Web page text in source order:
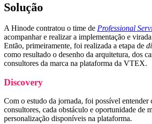
Solução
A Hinode contratou o time de Professional
acompanhar e realizar a implementação e
Então, primeiramente, foi realizada a etapa de
como resultado o desenho da arquitetura, dos
consultores da marca na plataforma da VTEX.
Discovery
Com o estudo da jornada, foi possível entender
consultores, cada obstáculo e oportunidade de
personalização disponíveis na plataforma.